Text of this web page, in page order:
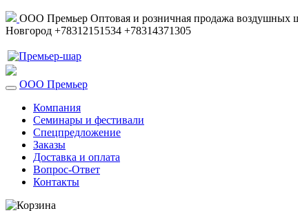
ООО Премьер Оптовая и розничная продажа воздушных
Новгород +78312151534 +78314371305
ООО Премьер
Компания
Семинары и фестивали
Спецпредложение
Заказы
Доставка и оплата
Вопрос-Ответ
Контакты